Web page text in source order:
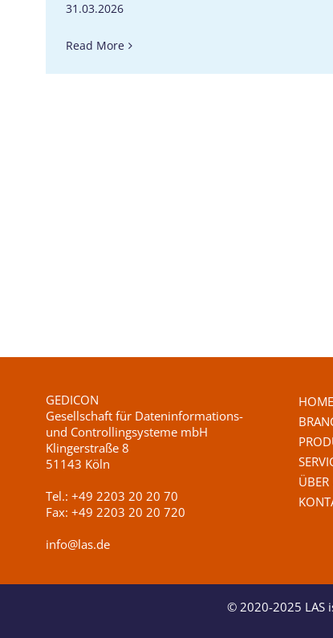
31.03.2026
Read More
GEDICON
Gesellschaft für Dateninformations-
und Controllingsysteme mbH
Klingerstraße 8
51143 Köln
Tel.: +49 2203 20 20 70
Fax: +49 2203 20 20 720
info@las.de
HOME
ÜBER
© 2020-2025 LAS